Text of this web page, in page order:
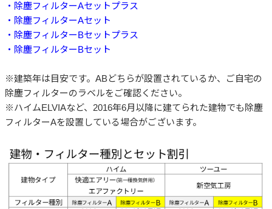
・除塵フィルターAセットプラス
・除塵フィルターAセット
・除塵フィルターBセットプラス
・除塵フィルターBセット
※建築年は目安です。ABどちらが設置されているか、ご自宅の
除塵フィルターのラベルをご確認ください。
※ハイムELVIAなど、2016年6月以降に建てられた建物でも除塵
フィルターAを設置している場合がございます。